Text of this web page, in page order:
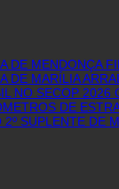
DE MENDONÇA
DE MARÍLIA
NO SECOP 2026
DE
SUPLENTE DE